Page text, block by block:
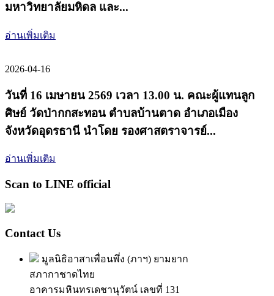
มหาวิทยาลัยมหิดล และ...
อ่านเพิ่มเติม
2026-04-16
วันที่ 16 เมษายน 2569 เวลา 13.00 น. คณะผู้แทนลูก
ศิษย์ วัดป่ากกสะทอน ตำบลบ้านตาด อำเภอเมือง
จังหวัดอุดรธานี นำโดย รองศาสตราจารย์...
อ่านเพิ่มเติม
Scan to LINE official
Contact Us
มูลนิธิอาสาเพื่อนพึ่ง (ภาฯ) ยามยาก
สภากาชาดไทย
อาคารมหินทรเดชานุวัตน์ เลขที่ 131